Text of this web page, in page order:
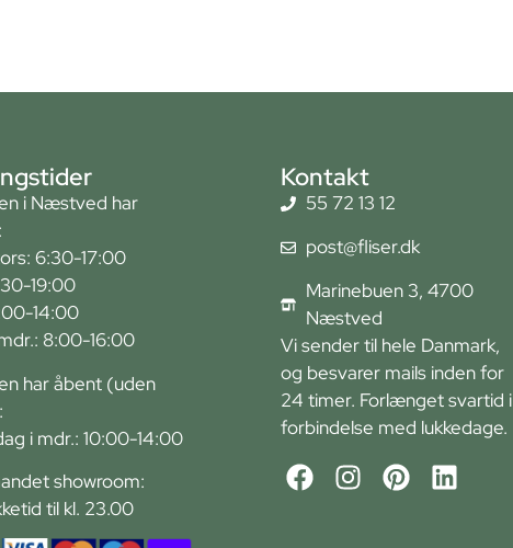
i Næstved har
6:30-17:00
19:00
14:00
8:00-16:00
har åbent (uden
i mdr.: 10:00-14:00
showroom:
til kl. 23.00
Kontakt
55 72 13 12
post@fliser.dk
Marinebuen 3, 4700
Næstved
Vi sender til hele Danmark,
og besvarer mails inden for
24 timer. Forlænget svartid i
forbindelse med lukkedage.